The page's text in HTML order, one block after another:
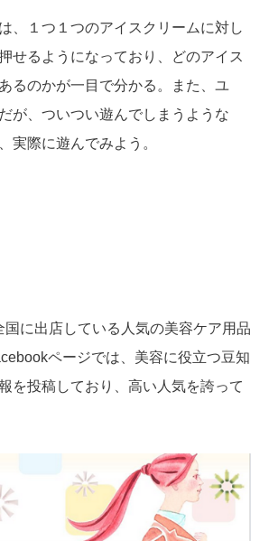
、１つ１つのアイスクリームに対し
せるようになっており、どのアイス
るのかが一目で分かる。また、ユ
が、ついつい遊んでしまうような
実際に遊んでみよう。
に出店している人気の美容ケア用品
ページでは、美容に役立つ豆知
を投稿しており、高い人気を誇って